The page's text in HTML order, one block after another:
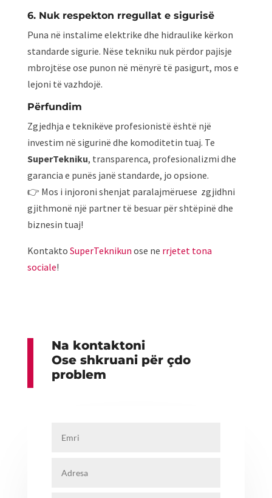
6. Nuk respekton rregullat e sigurisë
Puna në instalime elektrike dhe hidraulike kërkon
standarde sigurie. Nëse tekniku nuk përdor pajisje
mbrojtëse ose punon në mënyrë të pasigurt, mos e
lejoni të vazhdojë.
Përfundim
Zgjedhja e teknikëve profesionistë është një
investim në sigurinë dhe komoditetin tuaj. Te
SuperTekniku, transparenca, profesionalizmi dhe
garancia e punës janë standarde, jo opsione.
👉 Mos i injoroni shenjat paralajmëruese zgjidhni
gjithmonë një partner të besuar për shtëpinë dhe
biznesin tuaj!
Kontakto SuperTeknikun ose ne rrjetet tona
sociale!
Na kontaktoni
Ose shkruani për çdo
problem